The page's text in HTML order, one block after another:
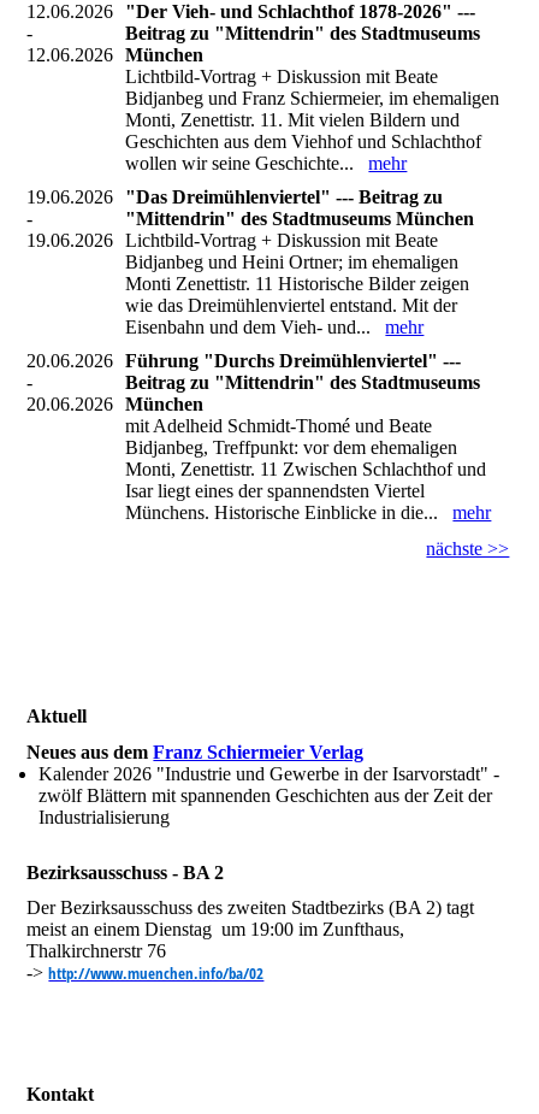
12.06.2026
-
12.06.2026
"Der Vieh- und Schlachthof 1878-2026" ---
Beitrag zu "Mittendrin" des Stadtmuseums
München
Lichtbild-Vortrag + Diskussion mit Beate
Bidjanbeg und Franz Schiermeier, im ehemaligen
Monti, Zenettistr. 11. Mit vielen Bildern und
Geschichten aus dem Viehhof und Schlachthof
wollen wir seine Geschichte...mehr
19.06.2026
-
19.06.2026
"Das Dreimühlenviertel" --- Beitrag zu
"Mittendrin" des Stadtmuseums München
Lichtbild-Vortrag + Diskussion mit Beate
Bidjanbeg und Heini Ortner; im ehemaligen
Monti Zenettistr. 11 Historische Bilder zeigen
wie das Dreimühlenviertel entstand. Mit der
Eisenbahn und dem Vieh- und...mehr
20.06.2026
-
20.06.2026
Führung "Durchs Dreimühlenviertel" ---
Beitrag zu "Mittendrin" des Stadtmuseums
München
mit Adelheid Schmidt-Thomé und Beate
Bidjanbeg, Treffpunkt: vor dem ehemaligen
Monti, Zenettistr. 11 Zwischen Schlachthof und
Isar liegt eines der spannendsten Viertel
Münchens. Historische Einblicke in die...mehr
nächste >>
Aktuell
Neues aus demFranz Schiermeier Verlag
Kalender 2026 "Industrie und Gewerbe in der Isarvorstadt" -
zwölf Blättern mit spannenden Geschichten aus der Zeit der
Industrialisierung
Bezirksausschuss - BA 2
Der Bezirksausschuss des zweiten Stadtbezirks (BA 2) tagt
meist an einem Dienstag um 19:00 im Zunfthaus,
Thalkirchnerstr 76
->http://www.muenchen.info/ba/02
Kontakt